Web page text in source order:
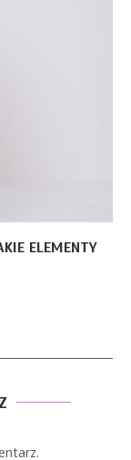
ELEMENTY